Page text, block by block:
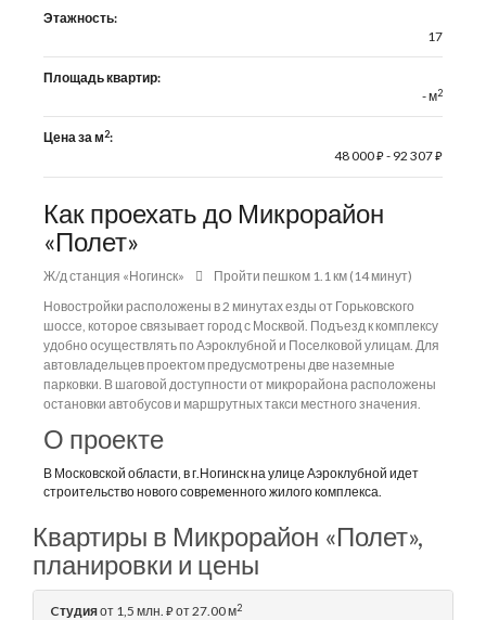
Этажность:
17
Площадь квартир:
- м2
Цена за м2:
48 000⃏- 92 307⃏
Как проехать до Микрорайон
«Полет»
Ж/д станция «Ногинск»
Пройти пешком 1.1 км (14 минут)
Новостройки расположены в 2 минутах езды от Горьковского
шоссе, которое связывает город с Москвой. Подъезд к комплексу
удобно осуществлять по Аэроклубной и Поселковой улицам. Для
автовладельцев проектом предусмотрены две наземные
парковки. В шаговой доступности от микрорайона расположены
остановки автобусов и маршрутных такси местного значения.
О проекте
В Московской области, в г.Ногинск на улице Аэроклубной идет
строительство нового современного жилого комплекса.
Квартиры в Микрорайон «Полет»,
планировки и цены
Cтудияот 1,5 млн. ⃏от 27.00 м2